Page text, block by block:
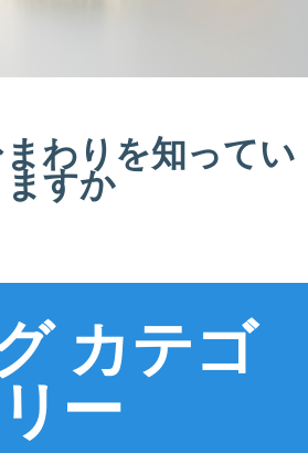
わりを知ってい
ますか
カテゴ
リー